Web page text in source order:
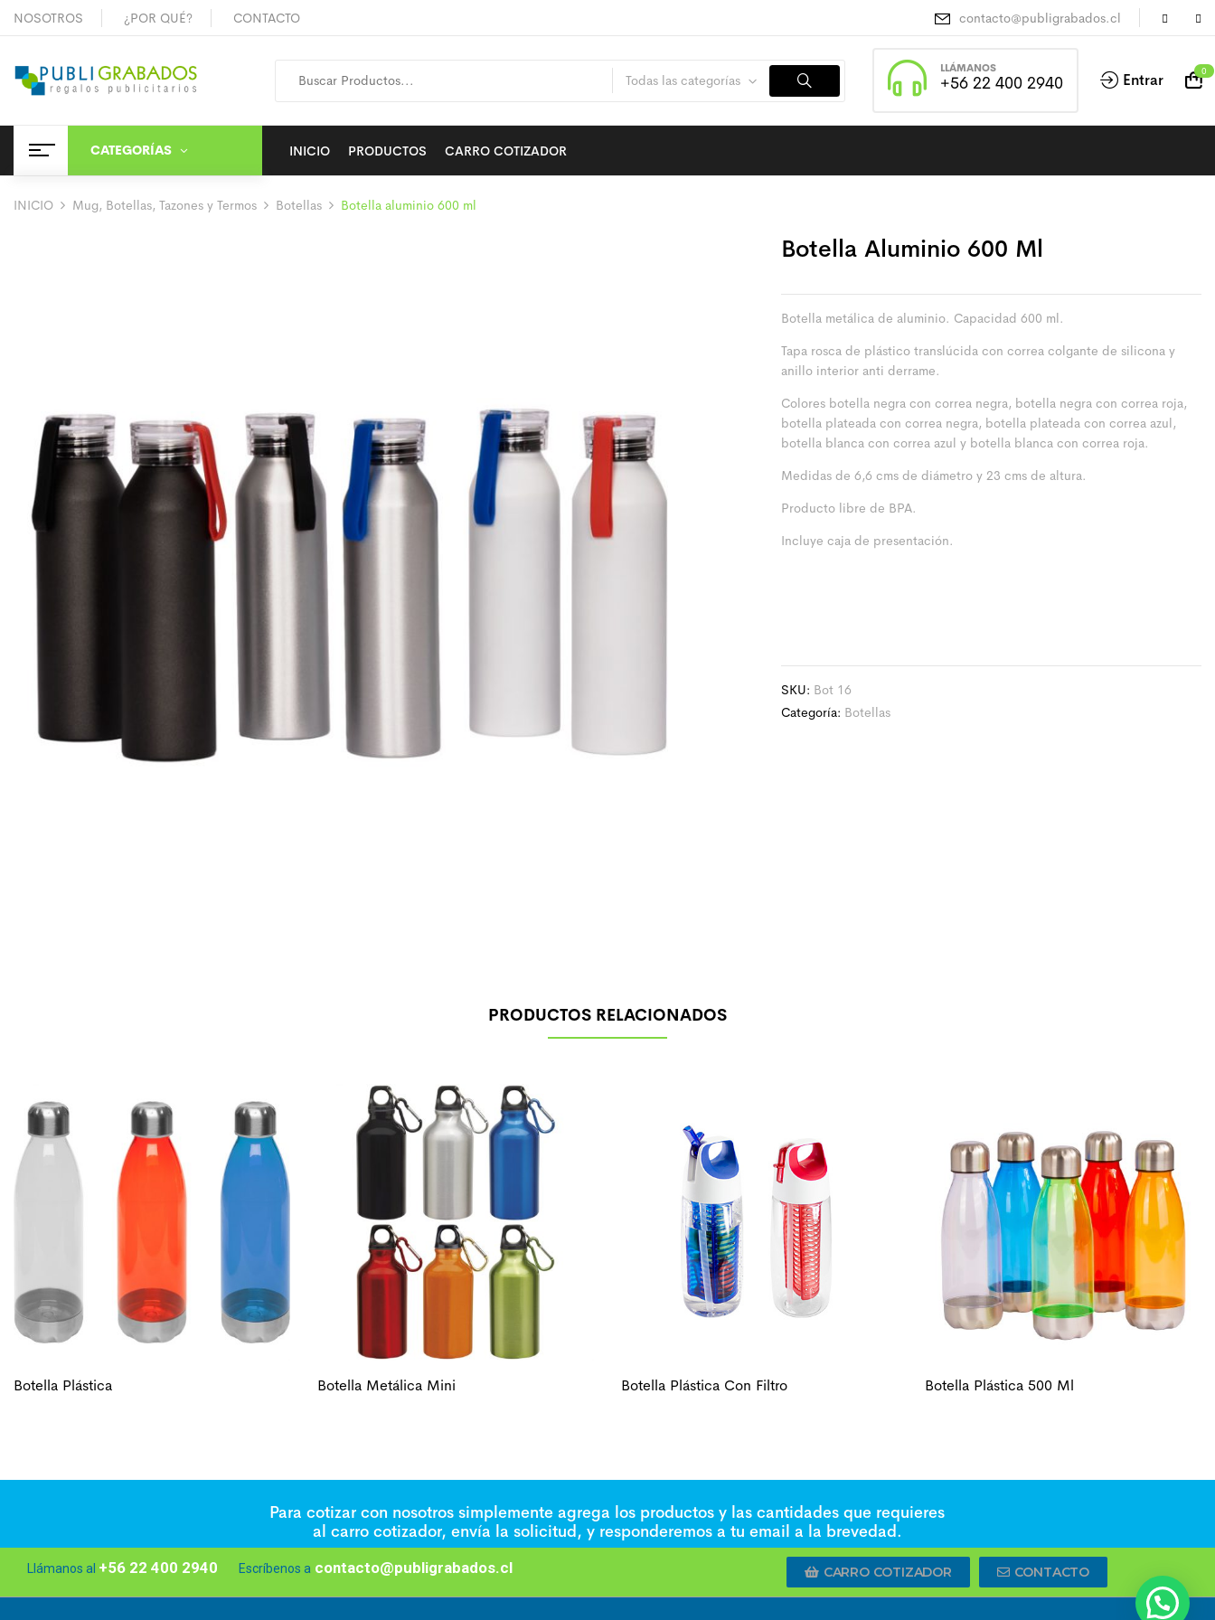
NOSOTROS ¿POR QUÉ? CONTACTO contacto@publigrabados.cl
Todas las categorías
LLÁMANOS
+56 22 400 2940 Entrar 0
CATEGORÍAS INICIO PRODUCTOS CARRO COTIZADOR
INICIO Mug, Botellas, Tazones y Termos Botellas Botella aluminio 600 ml
Botella Aluminio 600 Ml
Botella metálica de aluminio. Capacidad 600 ml.
Tapa rosca de plástico translúcida con correa colgante de silicona y
anillo interior anti derrame.
Colores botella negra con correa negra, botella negra con correa roja,
botella plateada con correa negra, botella plateada con correa azul,
botella blanca con correa azul y botella blanca con correa roja.
Medidas de 6,6 cms de diámetro y 23 cms de altura.
Producto libre de BPA.
Incluye caja de presentación.
SKU: Bot 16
Categoría: Botellas
PRODUCTOS RELACIONADOS
Botella Plástica Botella Metálica Mini Botella Plástica Con Filtro Botella Plástica 500 Ml
Para cotizar con nosotros simplemente agrega los productos y las cantidades que requieres
al carro cotizador, envía la solicitud, y responderemos a tu email a la brevedad.
Llámanos al +56 22 400 2940 Escríbenos a contacto@publigrabados.cl CARRO COTIZADOR CONTACTO